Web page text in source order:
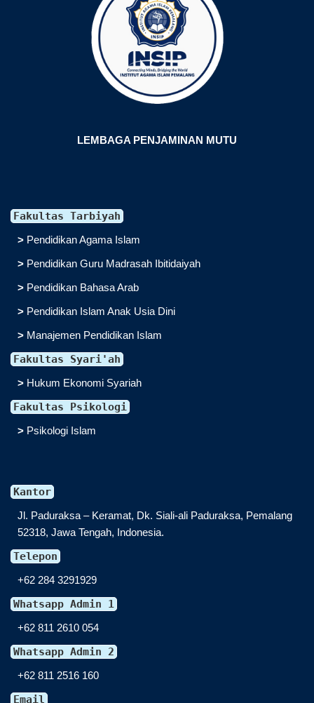
LEMBAGA PENJAMINAN MUTU
Fakultas Tarbiyah
> Pendidikan Agama Islam
> Pendidikan Guru Madrasah Ibitidaiyah
> Pendidikan Bahasa Arab
> Pendidikan Islam Anak Usia Dini
> Manajemen Pendidikan Islam
Fakultas Syari'ah
> Hukum Ekonomi Syariah
Fakultas Psikologi
> Psikologi Islam
Kantor
Jl. Paduraksa – Keramat, Dk. Siali-ali Paduraksa, Pemalang
52318, Jawa Tengah, Indonesia.
Telepon
+62 284 3291929
Whatsapp Admin 1
+62 811 2610 054
Whatsapp Admin 2
+62 811 2516 160
Email